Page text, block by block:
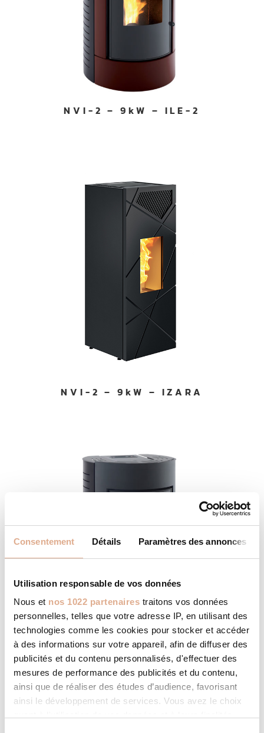
Consentement Détails Paramètres des annonces
Utilisation responsable de vos données
Nous et nos 1022 partenaires traitons vos données
personnelles, telles que votre adresse IP, en utilisant des
technologies comme les cookies pour stocker et accéder
à des informations sur votre appareil, afin de diffuser des
publicités et du contenu personnalisés, d'effectuer des
mesures de performance des publicités et du contenu,
ainsi que de réaliser des études d’audience, favorisant
ainsi le développement de services. Vous avez le choix
NVI-2 – 9kW – ILE-2
NVI-2 – 9kW – IZARA
NVI-2 – 9kW – MONDE-2